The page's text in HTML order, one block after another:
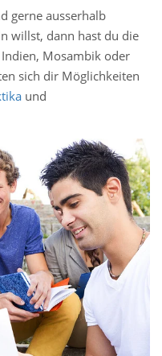
gerne ausserhalb
willst, dann hast du die
Mosambik oder
sich dir Möglichkeiten
und